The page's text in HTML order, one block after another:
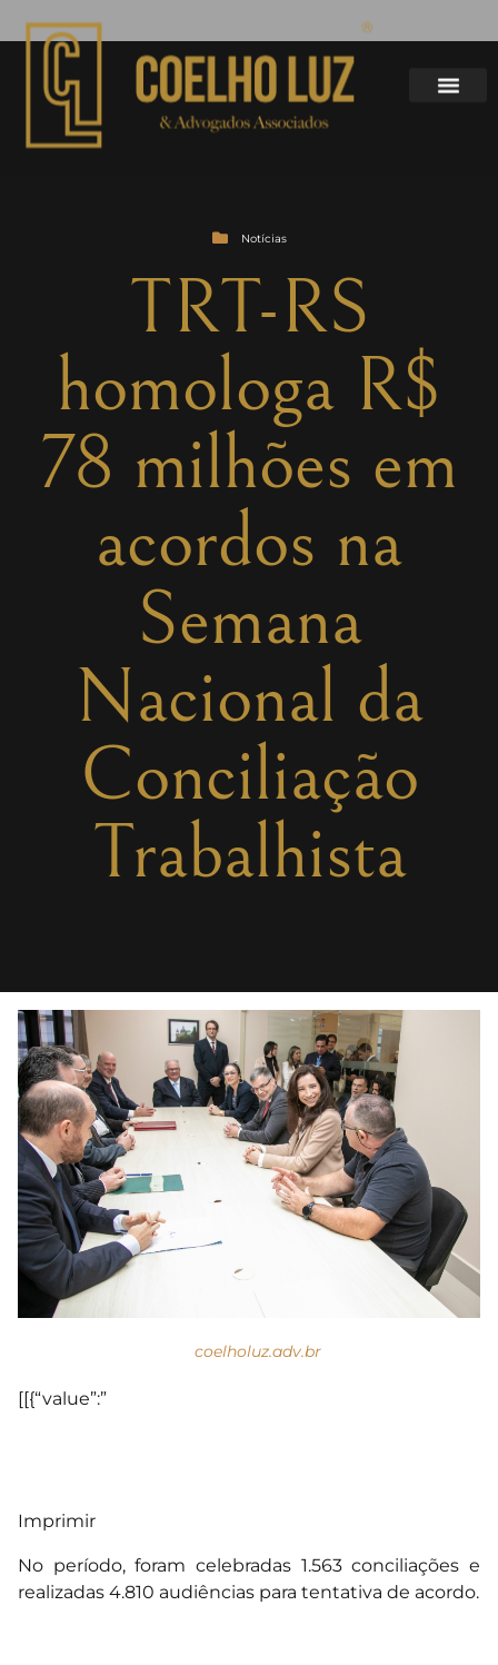
Notícias
TRT-RS
homologa R$
78 milhões em
acordos na
Semana
Nacional da
Conciliação
Trabalhista
coelholuz.adv.br
[[{“value”:”
Imprimir
No período, foram celebradas 1.563 conciliações e
realizadas 4.810 audiências para tentativa de acordo.